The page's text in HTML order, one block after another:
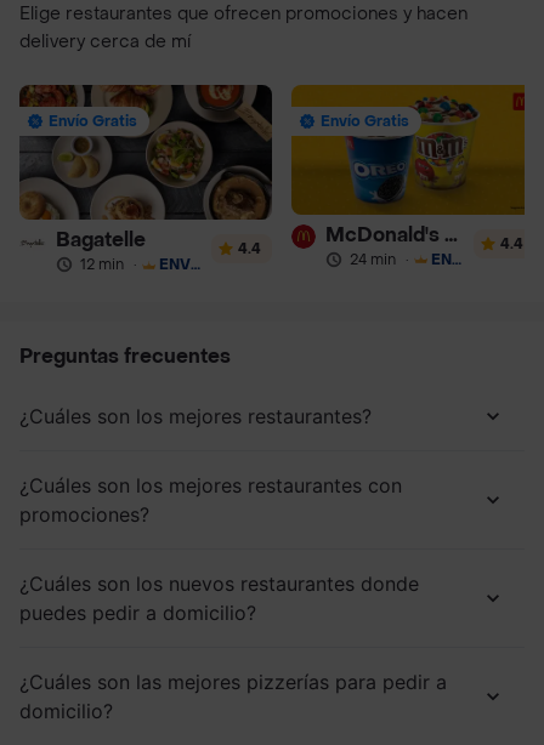
Elige restaurantes que ofrecen promociones y hacen
delivery cerca de mí
Envío Gratis
Bagatelle
12 min · ENVÍO GRATIS
4.4
Envío Gratis
McDonald's Postres
24 min · ENVÍO GRATIS
4.4
Preguntas frecuentes
¿Cuáles son los mejores restaurantes?
¿Cuáles son los mejores restaurantes con
promociones?
¿Cuáles son los nuevos restaurantes donde
puedes pedir a domicilio?
¿Cuáles son las mejores pizzerías para pedir a
domicilio?